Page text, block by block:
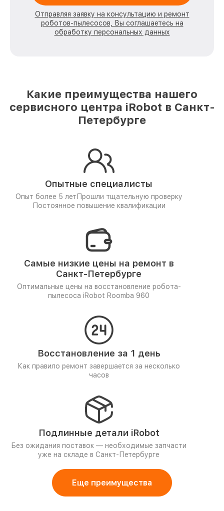
Отправляя заявку на консультацию и ремонт
роботов-пылесосов, Вы соглашаетесь на
обработку персональных данных
Какие преимущества нашего
сервисного центра iRobot в Санкт-
Петербурге
Опытные специалисты
Опыт более 5 лет Прошли тщательную проверку
Постоянное повышение квалификации
Самые низкие цены на ремонт в
Санкт-Петербурге
Оптимальные цены на восстановление робота-
пылесоса iRobot Roomba 960
Восстановление за 1 день
Как правило ремонт завершается за несколько
часов
Подлинные детали iRobot
Без ожидания поставок — необходимые запчасти
уже на складе в Санкт-Петербурге
Еще преимущества